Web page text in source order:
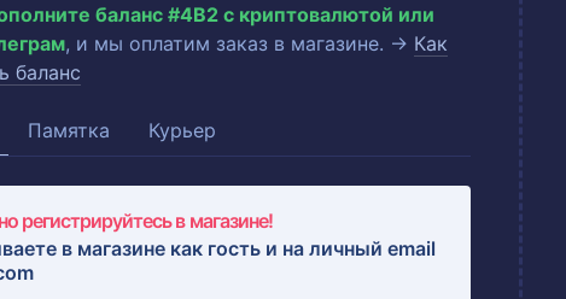
баланс #4B2 с криптовалютой или
, и мы оплатим заказ в магазине. → Как
баланс
Памятка Курьер
регистрируйтесь в магазине!
в магазине как гость и наличный email